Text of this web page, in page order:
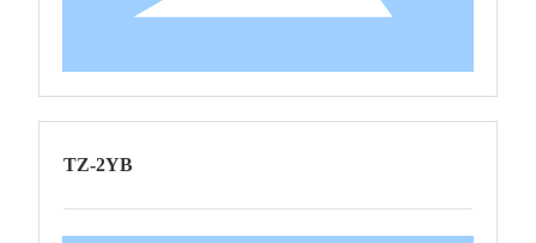
TZ-2YB